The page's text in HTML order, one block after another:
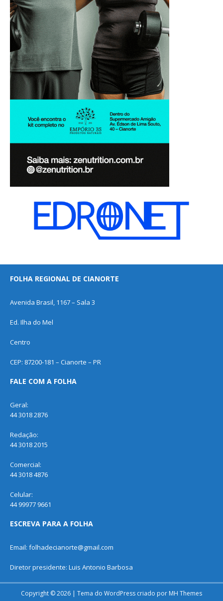
FOLHA REGIONAL DE CIANORTE
Avenida Brasil, 1167 – Sala 3
Ed. Ilha do Mel
Centro
CEP: 87200-181 – Cianorte – PR
FALE COM A FOLHA
Geral:
44 3018 2876
Redação:
44 3018 2015
Comercial:
44 3018 4876
Celular:
44 99977 9661
ESCREVA PARA A FOLHA
Email: folhadecianorte@gmail.com
Diretor presidente: Luis Antonio Barbosa
Copyright © 2026 | Tema do WordPress criado por MH Themes